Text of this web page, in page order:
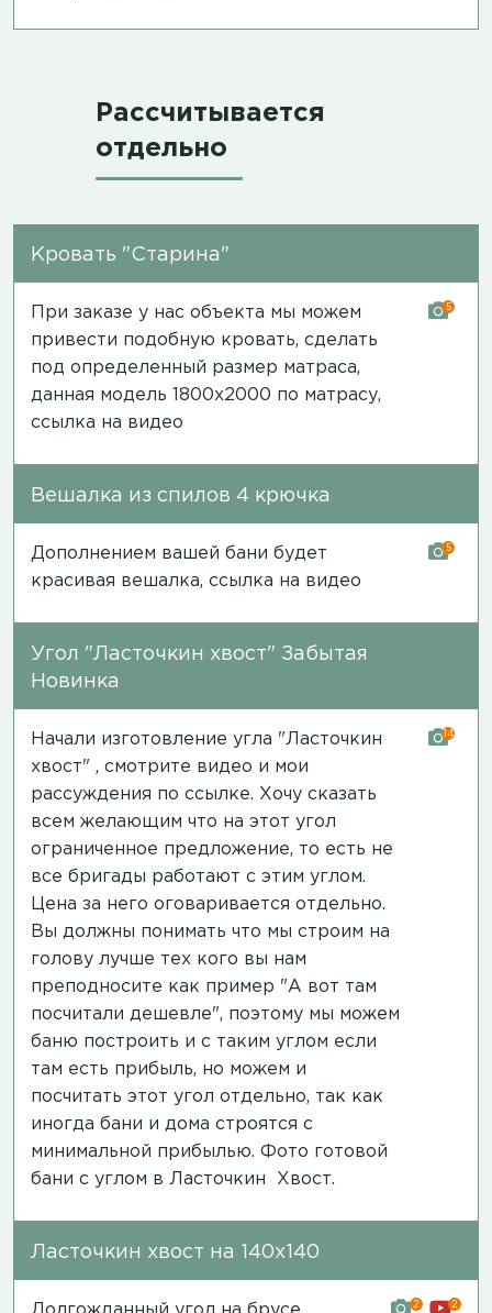
Рассчитывается
отдельно
Кровать "Старина"
При заказе у нас объекта мы можем
привести подобную кровать, сделать
под определенный размер матраса,
данная модель 1800х2000 по матрасу,
ссылка на видео
5
Вешалка из спилов 4 крючка
Дополнением вашей бани будет
красивая вешалка, ссылка на видео
5
Угол "Ласточкин хвост" Забытая
Новинка
Начали изготовление угла "Ласточкин
хвост" , смотрите видео и мои
рассуждения по ссылке. Хочу сказать
всем желающим что на этот угол
ограниченное предложение, то есть не
все бригады работают с этим углом.
Цена за него оговаривается отдельно.
Вы должны понимать что мы строим на
голову лучше тех кого вы нам
преподносите как пример "А вот там
посчитали дешевле", поэтому мы можем
баню построить и с таким углом если
там есть прибыль, но можем и
посчитать этот угол отдельно, так как
иногда бани и дома строятся с
минимальной прибылью. Фото готовой
бани с углом в Ласточкин Хвост.
14
Ласточкин хвост на 140х140
2 2